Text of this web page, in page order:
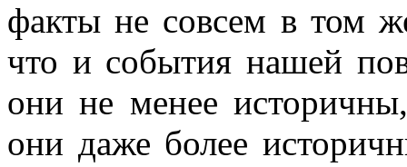
факты не совсем в том
что и события нашей
они не менее
они даже более